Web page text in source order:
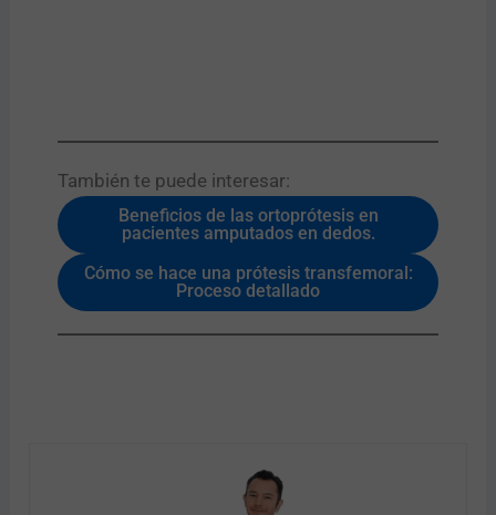
También te puede interesar:​
Beneficios de las ortoprótesis en
pacientes amputados en dedos.
Cómo se hace una prótesis transfemoral:
Proceso detallado